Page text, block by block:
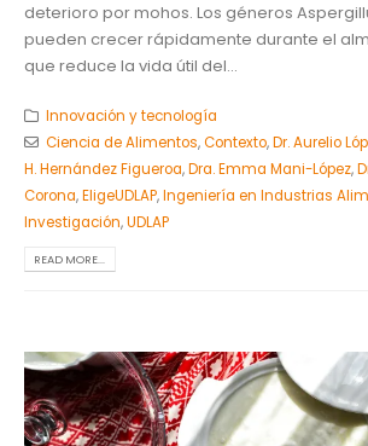
deterioro por mohos. Los géneros
pueden crecer rápidamente durante el
que reduce la vida útil del...
Innovación y tecnología
Ciencia de Alimentos,Contexto,Dr. Aurelio
H. Hernández Figueroa,Dra. Emma Mani-López,
Corona,EligeUDLAP,Ingeniería en Industrias
Investigación,UDLAP
READ MORE...